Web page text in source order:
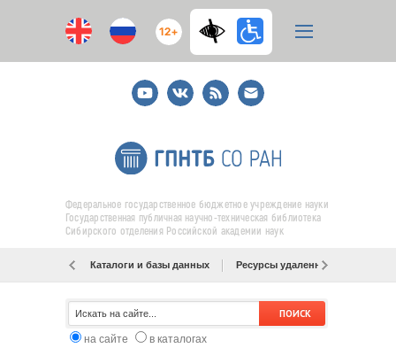
12+
YoutubeВКонтакте
RSS
E-
mail
подписка
Федеральное государственное бюджетное учреждение науки
Государственная публичная научно-техническая библиотека
Сибирского отделения Российской академии наук
Каталоги и базы данных Ресурсы удаленного доступа
на сайте
в каталогах